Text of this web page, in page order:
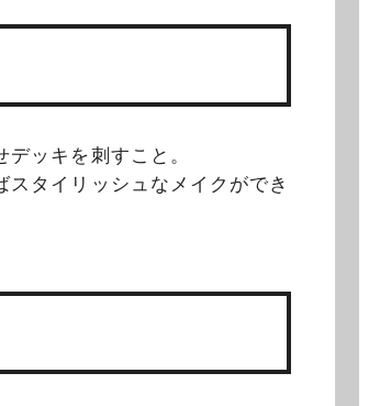
ッキを刺すこと。
タイリッシュなメイクができ